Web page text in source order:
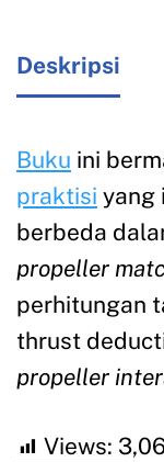
Deskripsi
Buku ini
praktisi yang
berbeda
propeller
perhitungan
thrust
propeller
Views: